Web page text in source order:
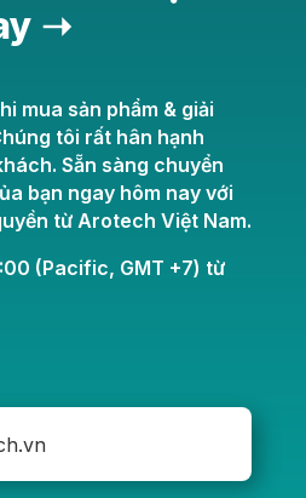
➝
mua sản phẩm & giải
tôi rất hân hạnh
Sẵn sàng chuyển
bạn ngay hôm nay với
từ Arotech Việt Nam.
(Pacific, GMT +7) từ